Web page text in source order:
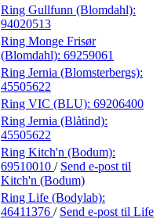
Ring Gullfunn (Blomdahl):
94020513
Ring Monge Frisør
(Blomdahl): 69259061
Ring Jernia (Blomsterbergs):
45505622
Ring VIC (BLU): 69206400
Ring Jernia (Blåtind):
45505622
Ring Kitch'n (Bodum):
69510010 / Send e-post til
Kitch'n (Bodum)
Ring Life (Bodylab):
46411376 / Send e-post til Life